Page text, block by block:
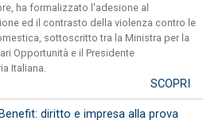
ha formalizzato l'adesione al
ed il contrasto della violenza contro le
sottoscritto tra la Ministra per la
Opportunità e il Presidente
Italiana.
SCOPRI
diritto e impresa alla prova